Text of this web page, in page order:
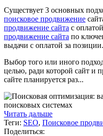
Существует 3 основных
поисковое продвижение
продвижение сайта с
продвижение сайта по
выдачи с оплатой за позиции.
Выбор того или иного
целью, ради которой сайт и
сайте планируется раз...
Читать дальше
Теги: SEO, Поисковое
Поделиться: